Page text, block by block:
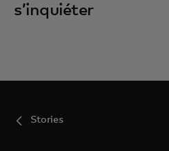
s’inquiéter
Stories